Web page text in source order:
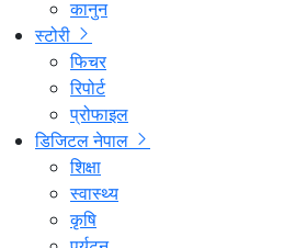
कानुन
स्टोरी
फिचर
रिपोर्ट
प्रोफाइल
डिजिटल नेपाल
शिक्षा
स्वास्थ्य
कृषि